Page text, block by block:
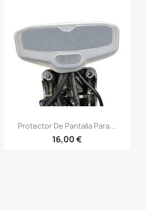
Vista rápida
Protector De Pantalla Para...
16,00 €